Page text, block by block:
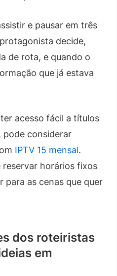
e pausar em três
decide,
de rota, e quando o
que já estava
acesso fácil a títulos
pode considerar
IPTV 15 mensal.
reservar horários fixos
para as cenas que quer
dos roteiristas
em